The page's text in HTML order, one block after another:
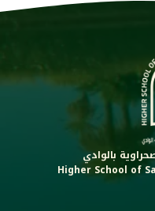
بالوادي
Higher School of